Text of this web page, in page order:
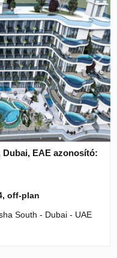
EAE azonosító:
off-plan
South - Dubai - UAE